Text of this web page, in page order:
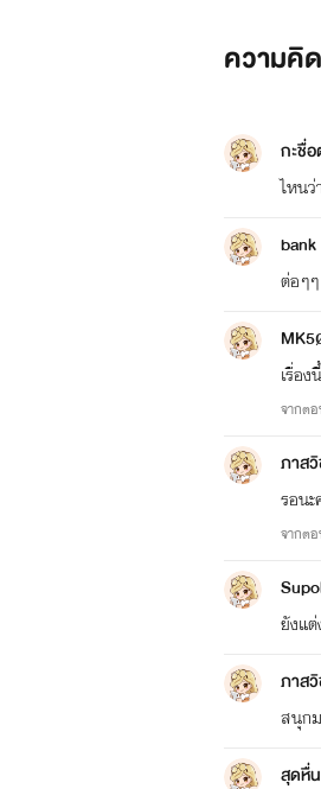
ความคิ
กะชื่
ไหนว่
bank
ต่อๆๆ
เรื่อ
จากต
ภาส
รอน
จากต
ยังแ
ภาส
สนุก
สุดหื่น